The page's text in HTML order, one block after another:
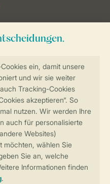
Privatsphäre
Buchung